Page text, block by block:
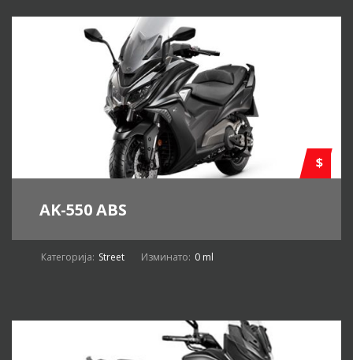
$
AK-550 ABS
Категорија: Street Изминато: 0 ml